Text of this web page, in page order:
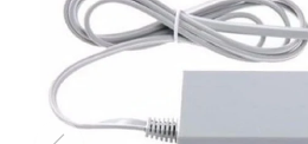
Consolas recertificadas